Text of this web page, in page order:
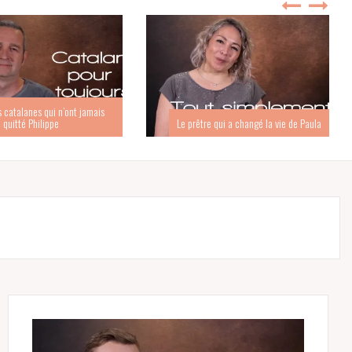
catalanes qui n’ont jamais
quitté Philippe Le prêtre qui a changé la vie de Paula